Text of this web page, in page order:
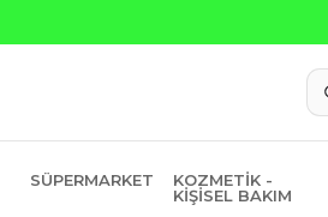
SÜPERMARKET
KOZMETIK -
KIŞISEL BAKIM